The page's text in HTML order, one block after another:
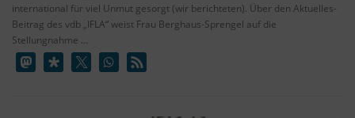
international für viel Unmut gesorgt (wir berichteten). Über den Aktuelles-
Beitrag des vdb „IFLA“ weist Frau Berghaus-Sprengel auf die
Stellungnahme …